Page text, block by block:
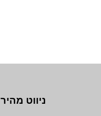
ניווט מהיר